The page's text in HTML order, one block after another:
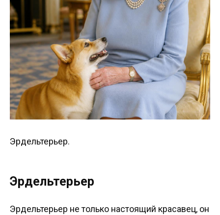
Эрдельтерьер.
Эрдельтерьер
Эрдельтерьер не только настоящий красавец, он